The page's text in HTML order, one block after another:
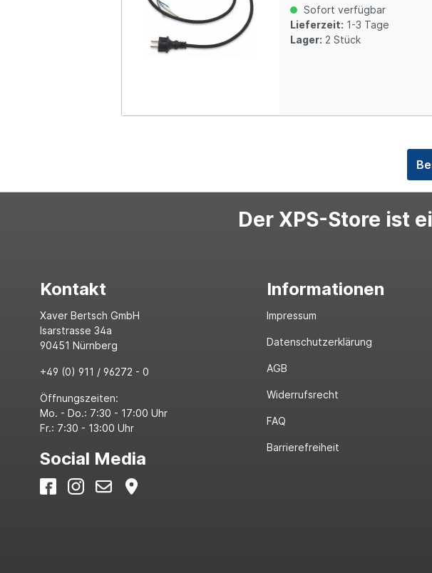
Sofort verfügbar
Lieferzeit: 1-3 Tage
Lager: 2 Stück
Der XPS-Store ist
Kontakt
Xaver Bertsch GmbH
Isarstrasse 34a
90451 Nürnberg
+49 (0) 911 / 96272 - 0
Öffnungszeiten:
Mo. - Do.: 7:30 - 17:00 Uhr
Fr.: 7:30 - 13:00 Uhr
Social Media
Informationen
Impressum
Datenschutzerklärung
AGB
Widerrufsrecht
FAQ
Barrierefreiheit